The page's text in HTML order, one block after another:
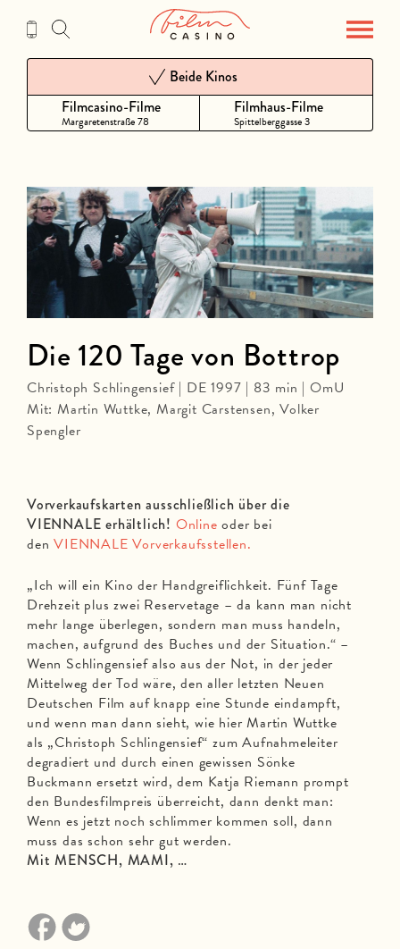
Inhalt
Filmcasino-Filme
Margaretenstraße 78
Beide Kinos
Filmhaus-Filme
Spittelberggasse 3
Vorverkaufskarten ausschließlich über die
VIENNALE erhältlich! Online oder bei
denVIENNALE Vorverkaufsstellen.
„Ich will ein Kino der Handgreiflichkeit. Fünf Tage
Drehzeit plus zwei Reservetage – da kann man nicht
mehr lange überlegen, sondern man muss handeln,
machen, aufgrund des Buches und der Situation.“ –
Wenn Schlingensief also aus der Not, in der jeder
Mittelweg der Tod wäre, den aller letzten Neuen
Deutschen Film auf knapp eine Stunde eindampft,
und wenn man dann sieht, wie hier Martin Wuttke
als „Christoph Schlingensief“ zum Aufnahmeleiter
degradiert und durch einen gewissen Sönke
Buckmann ersetzt wird, dem Katja Riemann prompt
den Bundesfilmpreis überreicht, dann denkt man:
Wenn es jetzt noch schlimmer kommen soll, dann
muss das schon sehr gut werden.
Mit MENSCH, MAMI, …
Die 120 Tage von Bottrop
Christoph Schlingensief | DE 1997 | 83 min | OmU
Mit: Martin Wuttke, Margit Carstensen, Volker
Spengler